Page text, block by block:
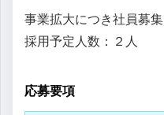
事業拡大につき社員募集
採用予定人数：２人
応募要項